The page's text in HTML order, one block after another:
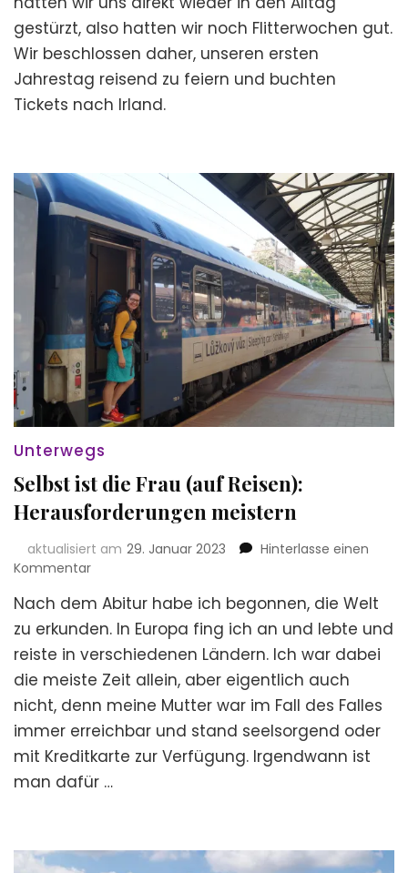
auf
dem
Wild
Atlantic
Way
gestürzt, also hatten wir noch Flitterwochen gut.
Wir beschlossen daher, unseren ersten
Jahrestag reisend zu feiern und buchten
Tickets nach Irland.
Unterwegs
Selbst ist die Frau (auf Reisen):
Herausforderungen meistern
aktualisiert am 29. Januar 2023
Hinterlasse einen
Kommentarzu
ist
die
(auf
Reisen):
Herausforderungen
Nach dem Abitur habe ich begonnen, die Welt
zu erkunden. In Europa fing ich an und lebte und
reiste in verschiedenen Ländern. Ich war dabei
die meiste Zeit allein, aber eigentlich auch
nicht, denn meine Mutter war im Fall des Falles
immer erreichbar und stand seelsorgend oder
mit Kreditkarte zur Verfügung. Irgendwann ist
man dafür …